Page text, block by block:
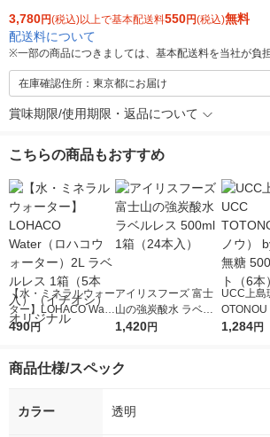
3,780円(税込)以上で基本配送料550円(税込)無料
配送料について
※一部の商品につきましては、基本配送料を当社が負
在庫確認住所：東京都にお届け
賞味期限/使用期限・返品について
こちらの商品もおすすめ
【水・ミネラルウォー
ター】LOHACO Wate
r（ロハコウォータ
シ） オリジナル
490円
アイリスフーズ 富士
山の強炭酸水 ラベル
レス 500ml 1箱（24
1,420円
UCC上島
OTONOU
ウ） by
1,284円
商品仕様/スペック
カラー 透明